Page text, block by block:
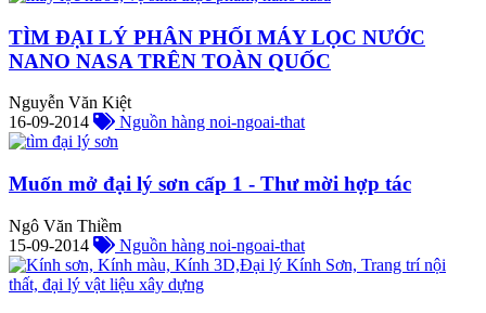
TÌM ĐẠI LÝ PHÂN PHỐI MÁY LỌC NƯỚC
NANO NASA TRÊN TOÀN QUỐC
Nguyễn Văn Kiệt
16-09-2014
Nguồn hàng noi-ngoai-that
Muốn mở đại lý sơn cấp 1 - Thư mời hợp tác
Ngô Văn Thiềm
15-09-2014
Nguồn hàng noi-ngoai-that